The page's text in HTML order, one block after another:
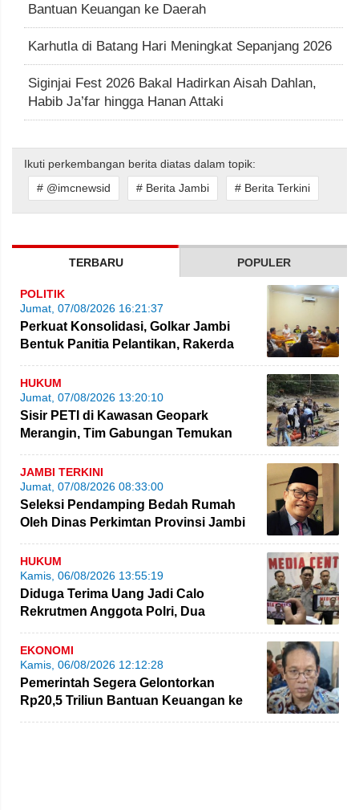
Bantuan Keuangan ke Daerah
Karhutla di Batang Hari Meningkat Sepanjang 2026
Siginjai Fest 2026 Bakal Hadirkan Aisah Dahlan,
Habib Ja’far hingga Hanan Attaki
Ikuti perkembangan berita diatas dalam topik:
# @imcnewsid
# Berita Jambi # Berita Terkini
TERBARU POPULER
POLITIK
Jumat, 07/08/2026 16:21:37
Perkuat Konsolidasi, Golkar Jambi
Bentuk Panitia Pelantikan, Rakerda
hingga Bimtek
HUKUM
Jumat, 07/08/2026 13:20:10
Sisir PETI di Kawasan Geopark
Merangin, Tim Gabungan Temukan
Empat Rakit yang Ditinggalkan
JAMBI TERKINI
Jumat, 07/08/2026 08:33:00
Seleksi Pendamping Bedah Rumah
Oleh Dinas Perkimtan Provinsi Jambi
Kembali Dikritik
HUKUM
Kamis, 06/08/2026 13:55:19
Diduga Terima Uang Jadi Calo
Rekrutmen Anggota Polri, Dua
Personel Polda Jambi Diproses
EKONOMI
Kamis, 06/08/2026 12:12:28
Pemerintah Segera Gelontorkan
Rp20,5 Triliun Bantuan Keuangan ke
Daerah